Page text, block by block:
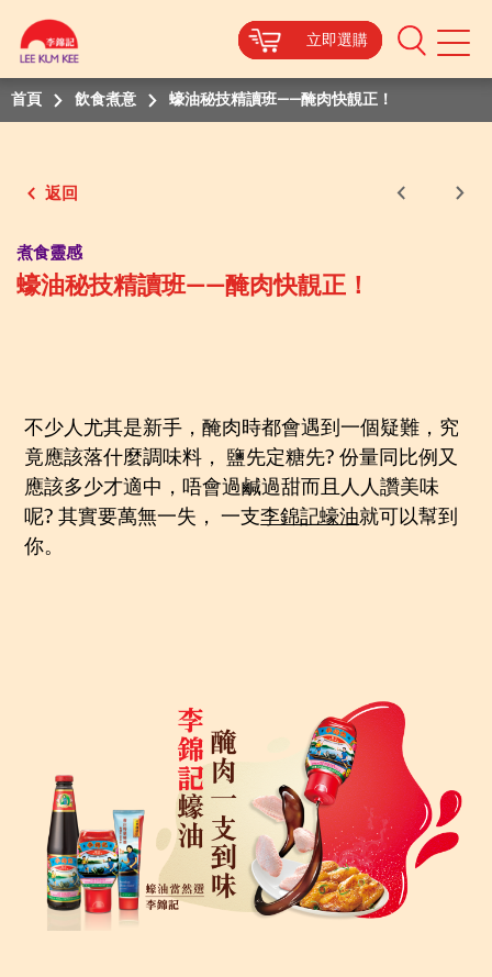
立即選購
Mobile
立即選購
立即選購
立即選購
首頁 飲食煮意 蠔油秘技精讀班——醃肉快靚正！
返回
煮食靈感
蠔油秘技精讀班——醃肉快靚正！
不少人尤其是新手，醃肉時都會遇到一個疑難，究
竟應該落什麼調味料，
鹽先定糖先?份量同比例又
應該多少才適中，唔會過鹹過甜而且人人讚美味
呢?其實要萬無一失， 一支李錦記蠔油就可以幫到
你。